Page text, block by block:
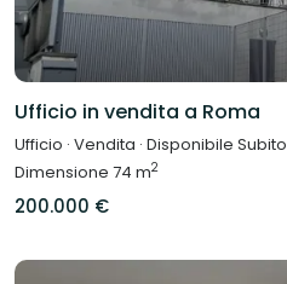
Ufficio in vendita a Roma
Ufficio · Vendita · Disponibile Subito
Dimensione 74 m2
200.000 €